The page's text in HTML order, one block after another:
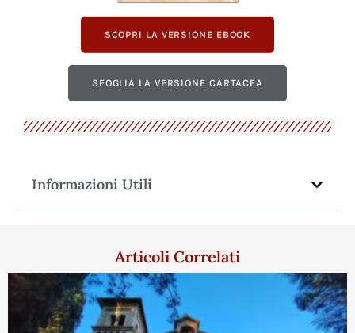
SCOPRI LA VERSIONE EBOOK
SFOGLIA LA VERSIONE CARTACEA
Informazioni Utili
Articoli Correlati